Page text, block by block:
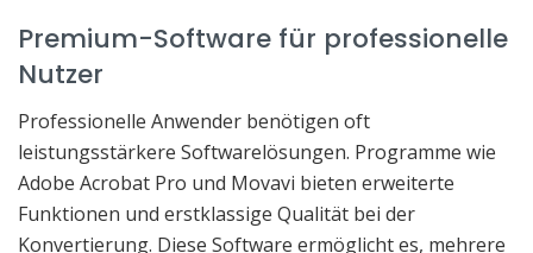
Premium-Software für professionelle
Nutzer
Professionelle Anwender benötigen oft
leistungsstärkere Softwarelösungen. Programme wie
Adobe Acrobat Pro und Movavi bieten erweiterte
Funktionen und erstklassige Qualität bei der
Konvertierung. Diese Software ermöglicht es, mehrere